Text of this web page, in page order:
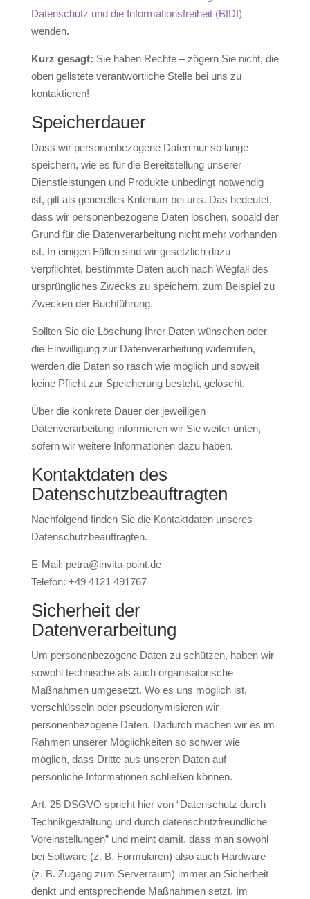
Datenschutz und die Informationsfreiheit (BfDI)
wenden.
Kurz gesagt: Sie haben Rechte – zögern Sie nicht, die
oben gelistete verantwortliche Stelle bei uns zu
kontaktieren!
Speicherdauer
Dass wir personenbezogene Daten nur so lange
speichern, wie es für die Bereitstellung unserer
Dienstleistungen und Produkte unbedingt notwendig
ist, gilt als generelles Kriterium bei uns. Das bedeutet,
dass wir personenbezogene Daten löschen, sobald der
Grund für die Datenverarbeitung nicht mehr vorhanden
ist. In einigen Fällen sind wir gesetzlich dazu
verpflichtet, bestimmte Daten auch nach Wegfall des
ursprüngliches Zwecks zu speichern, zum Beispiel zu
Zwecken der Buchführung.
Sollten Sie die Löschung Ihrer Daten wünschen oder
die Einwilligung zur Datenverarbeitung widerrufen,
werden die Daten so rasch wie möglich und soweit
keine Pflicht zur Speicherung besteht, gelöscht.
Über die konkrete Dauer der jeweiligen
Datenverarbeitung informieren wir Sie weiter unten,
sofern wir weitere Informationen dazu haben.
Kontaktdaten des
Datenschutzbeauftragten
Nachfolgend finden Sie die Kontaktdaten unseres
Datenschutzbeauftragten.
E-Mail: petra@invita-point.de
Telefon: +49 4121 491767
Sicherheit der
Datenverarbeitung
Um personenbezogene Daten zu schützen, haben wir
sowohl technische als auch organisatorische
Maßnahmen umgesetzt. Wo es uns möglich ist,
verschlüsseln oder pseudonymisieren wir
personenbezogene Daten. Dadurch machen wir es im
Rahmen unserer Möglichkeiten so schwer wie
möglich, dass Dritte aus unseren Daten auf
persönliche Informationen schließen können.
Art. 25 DSGVO spricht hier von “Datenschutz durch
Technikgestaltung und durch datenschutzfreundliche
Voreinstellungen” und meint damit, dass man sowohl
bei Software (z. B. Formularen) also auch Hardware
(z. B. Zugang zum Serverraum) immer an Sicherheit
denkt und entsprechende Maßnahmen setzt. Im